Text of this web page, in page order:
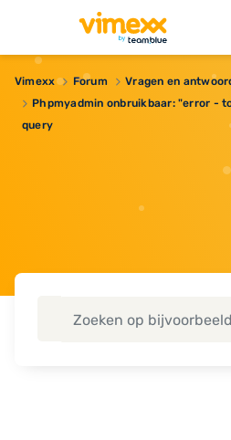
Vimexx Forum
Vragen en
Phpmyadmin onbruikbaar: "error -
query